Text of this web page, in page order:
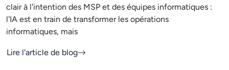
clair à l'intention des MSP et des équipes informatiques :
l'IA est en train de transformer les opérations
informatiques, mais
Lire l'article de blog